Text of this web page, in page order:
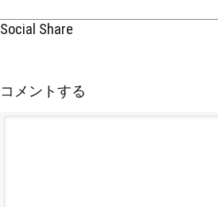
Social Share
コメントする